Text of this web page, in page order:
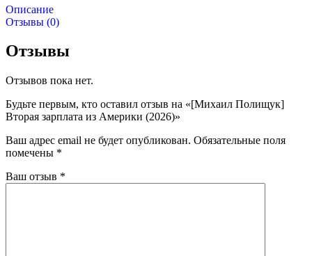
Описание
Отзывы (0)
Отзывы
Отзывов пока нет.
Будьте первым, кто оставил отзыв на «[Михаил Полищук]
Вторая зарплата из Америки (2026)»
Ваш адрес email не будет опубликован. Обязательные поля
помечены *
Ваш отзыв *